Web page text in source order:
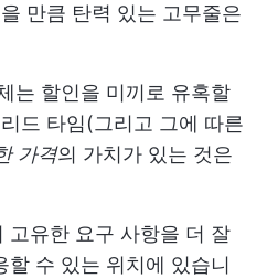
만큼 탄력 있는 고무줄은
는 할인을 미끼로 유혹할
드 타임(그리고 그에 따른
가격의 가치가 있는 것은
고유한 요구 사항을 더 잘
수 있는 위치에 있습니